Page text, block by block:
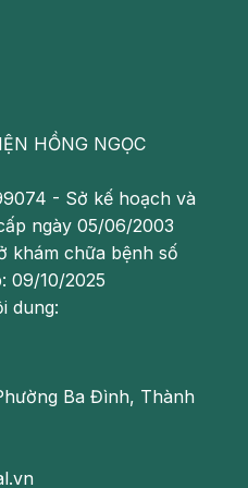
trẻ cần tiêm vắc - xin
não mô cầu
tuổi, cha mẹ cần cho
- xin sau:
bổ sung nếu trước đó đã
vào tháng thứ 7 và
HỒNG NGỌC
- Sở kế hoạch và
ngày 05/06/2003
khám chữa bệnh số
09/10/2025
dung:
Ba Đình, Thành